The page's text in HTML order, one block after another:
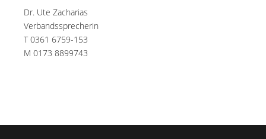
Dr. Ute Zacharias
Verbandssprecherin
T 0361 6759-153
M 0173 8899743